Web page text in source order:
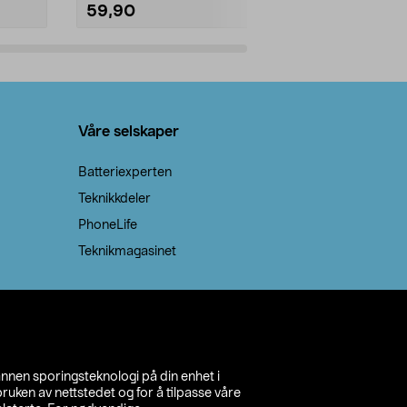
sporingsteknologi på din enhet i
av nettstedet og for å tilpasse våre
59,90
Våre selskaper
Batteriexperten
Teknikkdeler
PhoneLife
Teknikmagasinet